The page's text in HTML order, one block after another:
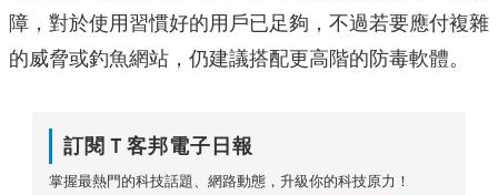
障，對於使用習慣好的用戶已足夠，不過若要應付複雜
的威脅或釣魚網站，仍建議搭配更高階的防毒軟體。
訂閱Ｔ客邦電子日報
掌握最熱門的科技話題、網路動態，升級你的科技原力！